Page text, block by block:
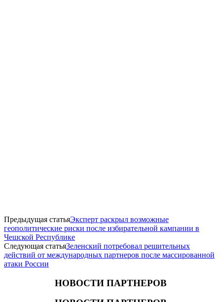
Предыдущая статьяЭксперт раскрыл возможные
геополитические риски после избирательной кампании в
Чешской Республике
Следующая статьяЗеленский потребовал решительных
действий от международных партнеров после массированной
атаки России
НОВОСТИ ПАРТНЕРОВ